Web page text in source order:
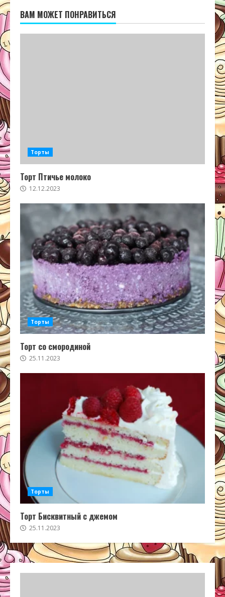
ВАМ МОЖЕТ ПОНРАВИТЬСЯ
Торты
Торт Птичье молоко
12.12.2023
Торты
Торт со смородиной
25.11.2023
Торты
Торт Бисквитный с джемом
25.11.2023